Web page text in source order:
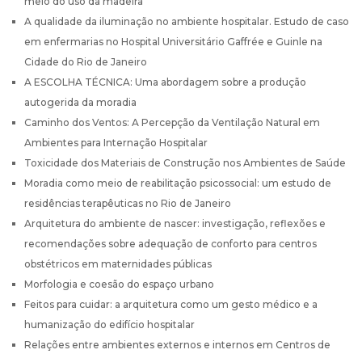
A qualidade da iluminação no ambiente hospitalar. Estudo de caso
em enfermarias no Hospital Universitário Gaffrée e Guinle na
Cidade do Rio de Janeiro
A ESCOLHA TÉCNICA: Uma abordagem sobre a produção
autogerida da moradia
Caminho dos Ventos: A Percepção da Ventilação Natural em
Ambientes para Internação Hospitalar
Toxicidade dos Materiais de Construção nos Ambientes de Saúde
Moradia como meio de reabilitação psicossocial: um estudo de
residências terapêuticas no Rio de Janeiro
Arquitetura do ambiente de nascer: investigação, reflexões e
recomendações sobre adequação de conforto para centros
obstétricos em maternidades públicas
Morfologia e coesão do espaço urbano
Feitos para cuidar: a arquitetura como um gesto médico e a
humanização do edifício hospitalar
Relações entre ambientes externos e internos em Centros de